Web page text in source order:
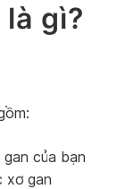
gì?
của bạn
xơ gan